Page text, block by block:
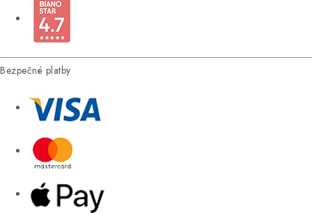
Bezpečné platby